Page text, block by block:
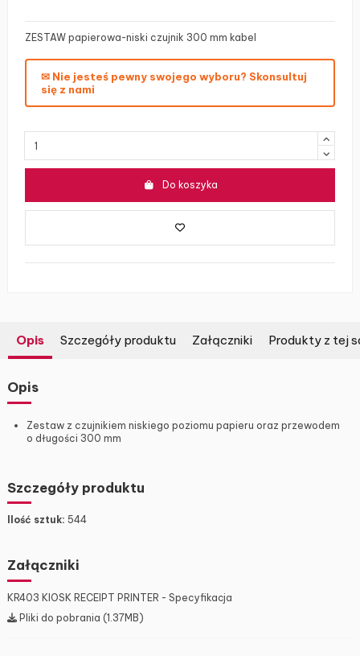
ZESTAW papierowa-niski czujnik 300 mm kabel
✉ Nie jesteś pewny swojego wyboru? Skonsultuj
się z nami
Do koszyka
Opis Szczegóły produktu Załączniki Produkty z tej
Opis
Zestaw z czujnikiem niskiego poziomu papieru oraz przewodem
o długości 300 mm
Szczegóły produktu
Ilość sztuk: 544
Załączniki
KR403 KIOSK RECEIPT PRINTER - Specyfikacja
Pliki do pobrania (1.37MB)